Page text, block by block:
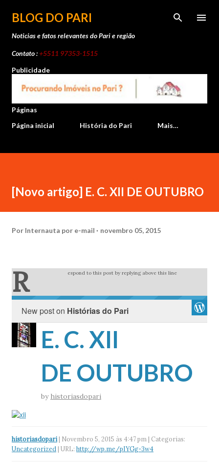
Pular para o conteúdo principal
BLOG DO PARI
Noticias e fatos relevantes do Pari e região
Contato :+5511 97353-1515
Publicidade
Páginas
Página inicial
História do Pari Mais…
[Novo artigo] E. C. XII DE OUTUBRO
Por Internauta por e-mail novembro 05, 2015
R espond to this post by replying above this line
New post on Histórias do Pari
E. C. XII
DE OUTUBRO
by historiasdopari
historiasdopari| Novembro 5, 2015 às 4:47 pm | Categorias:
Uncategorized | URL: http://wp.me/pIYGg-3w4